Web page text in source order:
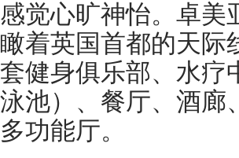
感觉心旷神怡。卓美
瞰着英国首都的天际
套健身俱乐部、水疗
泳池）、餐厅、酒廊
多功能厅。